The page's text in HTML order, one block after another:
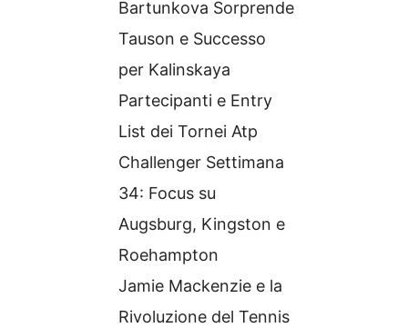
Bartunkova Sorprende
Tauson e Successo
per Kalinskaya
Partecipanti e Entry
List dei Tornei Atp
Challenger Settimana
34: Focus su
Augsburg, Kingston e
Roehampton
Jamie Mackenzie e la
Rivoluzione del Tennis